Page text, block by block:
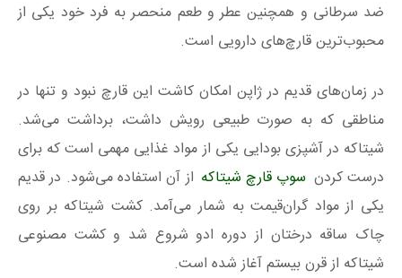
ضد سرطانی و همچنین عطر و طعم منحصر به فرد خود یکی از
محبوب‌ترین قارچ‌های دارویی است.
در زمان‌های قدیم در ژاپن امکان کاشت این قارچ نبود و تنها در
مناطقی که به صورت طبیعی رویش داشت، برداشت می‌شد.
شیتاکه در آشپزی بودایی یکی از مواد غذایی مهمی است که برای
درست کردن سوپ قارچ شیتاکه از آن استفاده می‌شود. در قدیم
یکی از مواد گران‌قیمت به شمار می‌آمد. کشت شیتاکه بر روی
چاک ساقه درختان از دوره ادو شروع شد و کشت مصنوعی
شیتاکه از قرن بیستم آغاز شده است.